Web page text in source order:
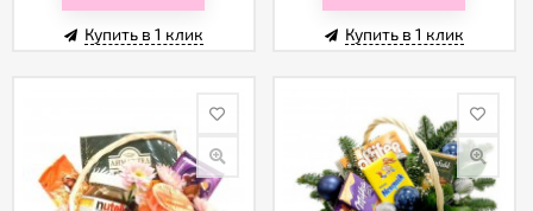
Купить в 1 клик Купить в 1 клик